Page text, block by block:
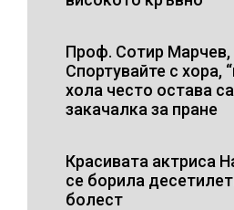
Проф. Сотир Марчев,
Спортувайте с хора,
хола често остава
закачалка за пране
Красивата актриса
се борила
болест